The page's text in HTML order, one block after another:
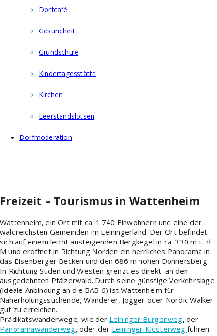
Dorfcafé
Gesundheit
Grundschule
Kindertagesstätte
Kirchen
Leerstandslotsen
Dorfmoderation
Freizeit – Tourismus in Wattenheim
Wattenheim, ein Ort mit ca. 1.740 Einwohnern und eine der
waldreichsten Gemeinden im Leiningerland. Der Ort befindet
sich auf einem leicht ansteigenden Bergkegel in ca. 330 m ü. d.
M und eröffnet in Richtung Norden ein herrliches Panorama in
das Eisenberger Becken und den 686 m hohen Donnersberg.
In Richtung Süden und Westen grenzt es direkt an den
ausgedehnten Pfälzerwald. Durch seine günstige Verkehrslage
(ideale Anbindung an die BAB 6) ist Wattenheim für
Naherholungssuchende, Wanderer, Jogger oder Nordic Walker
gut zu erreichen.
Prädikatswanderwege, wie der Leininger Burgenweg,der
Panoramawanderweg, oder der Leininger Klosterweg führen